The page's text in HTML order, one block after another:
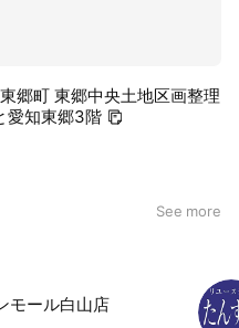
郷町 東郷中央土地区画整理
愛知東郷3階
See more
モール白山店